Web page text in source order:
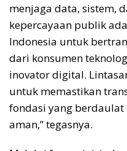
menjaga data, sistem,
kepercayaan publik
Indonesia untuk
dari konsumen
inovator digital.
untuk memastikan
fondasi yang berdaulat
aman,” tegasnya.